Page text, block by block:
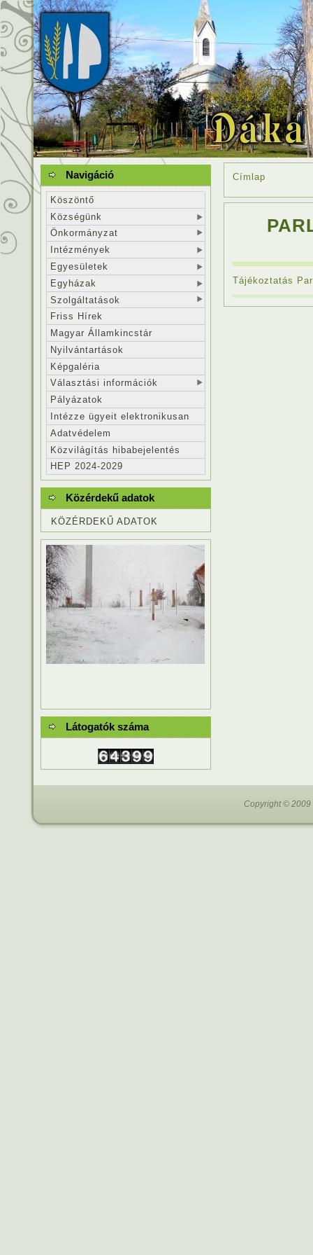
Címlap
Tájékoztatás
Navigáció
Köszöntő
Községünk
Önkormányzat
Intézmények
Egyesületek
Egyházak
Szolgáltatások
Friss Hírek
Magyar Államkincstár
Nyilvántartások
Képgaléria
Választási információk
Pályázatok
Intézze ügyeit elektronikusan
Adatvédelem
Közvilágítás hibabejelentés
HEP 2024-2029
Közérdekű adatok
KÖZÉRDEKŰ ADATOK
Látogatók száma
Copyright © 2009